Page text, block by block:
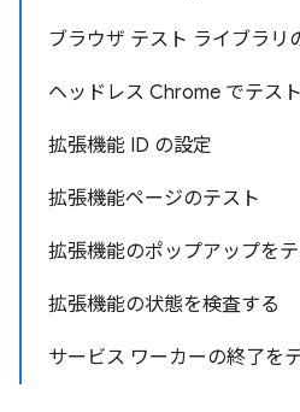
ブラウザ テスト ライブラリ
ヘッドレス Chrome でテス
拡張機能 ID の設定
拡張機能ページのテスト
拡張機能のポップアップを
拡張機能の状態を検査する
サービス ワーカーの終了を